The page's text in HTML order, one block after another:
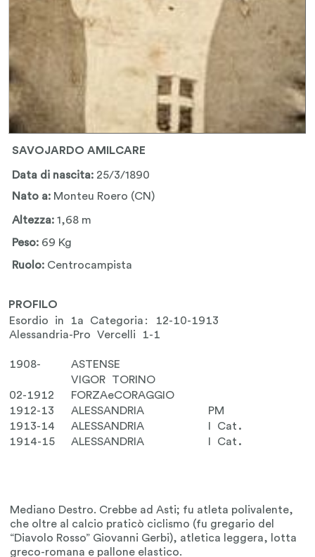
SAVOJARDO AMILCARE
Data di nascita: 25/3/1890
Nato a: Monteu Roero (CN)
Altezza:1,68 m
Peso: 69 Kg
Ruolo: Centrocampista
PROFILO
Esordio in 1a Categoria: 12-10-1913
Alessandria-Pro Vercelli 1-1
1908-
ASTENSE
VIGOR TORINO
02-1912
FORZAeCORAGGIO
1912-13
ALESSANDRIA
PM
1913-14
ALESSANDRIA
I Cat.
1914-15
ALESSANDRIA I Cat.